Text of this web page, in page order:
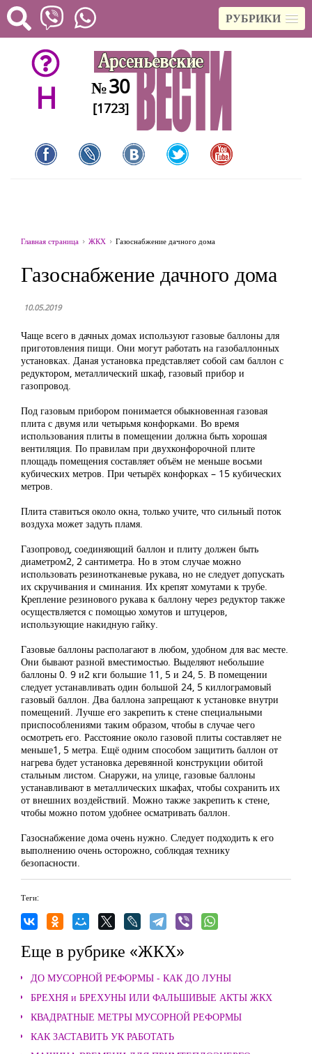
РУБРИКИ
H №30
[1723]
Главная страница ЖКХ Газоснабжение дачного дома
Газоснабжение дачного дома
10.05.2019
Чаще всего в дачных домах используют газовые баллоны для
приготовления пищи. Они могут работать на газобаллонных
установках. Даная установка представляет собой сам баллон с
редуктором, металлический шкаф, газовый прибор и
газопровод.
Под газовым прибором понимается обыкновенная газовая
плита с двумя или четырьмя конфорками. Во время
использования плиты в помещении должна быть хорошая
вентиляция. По правилам при двухконфорочной плите
площадь помещения составляет объём не меньше восьми
кубических метров. При четырёх конфорках – 15 кубических
метров.
Плита ставиться около окна, только учите, что сильный поток
воздуха может задуть пламя.
Газопровод, соединяющий баллон и плиту должен быть
диаметром2, 2 сантиметра. Но в этом случае можно
использовать резинотканевые рукава, но не следует допускать
их скручивания и сминания. Их крепят хомутами к трубе.
Крепление резинового рукава к баллону через редуктор также
осуществляется с помощью хомутов и штуцеров,
использующие накидную гайку.
Газовые баллоны располагают в любом, удобном для вас месте.
Они бывают разной вместимостью. Выделяют небольшие
баллоны 0. 9 и2 кги большие 11, 5 и 24, 5. В помещении
следует устанавливать один большой 24, 5 киллограмовый
газовый баллон. Два баллона запрещают к установке внутри
помещений. Лучше его закрепить к стене специальными
приспособлениями таким образом, чтобы в случае чего
осмотреть его. Расстояние около газовой плиты составляет не
меньше1, 5 метра. Ещё одним способом защитить баллон от
нагрева будет установка деревянной конструкции обитой
стальным листом. Снаружи, на улице, газовые баллоны
устанавливают в металлических шкафах, чтобы сохранить их
от внешних воздействий. Можно также закрепить к стене,
чтобы можно потом удобнее осматривать баллон.
Газоснабжение дома очень нужно. Следует подходить к его
выполнению очень осторожно, соблюдая технику
безопасности.
Теги:
Еще в рубрике «ЖКХ»
ДО МУСОРНОЙ РЕФОРМЫ - КАК ДО ЛУНЫ
БРЕХНЯ и БРЕХУНЫ ИЛИ ФАЛЬШИВЫЕ АКТЫ ЖКХ
КВАДРАТНЫЕ МЕТРЫ МУСОРНОЙ РЕФОРМЫ
КАК ЗАСТАВИТЬ УК РАБОТАТЬ